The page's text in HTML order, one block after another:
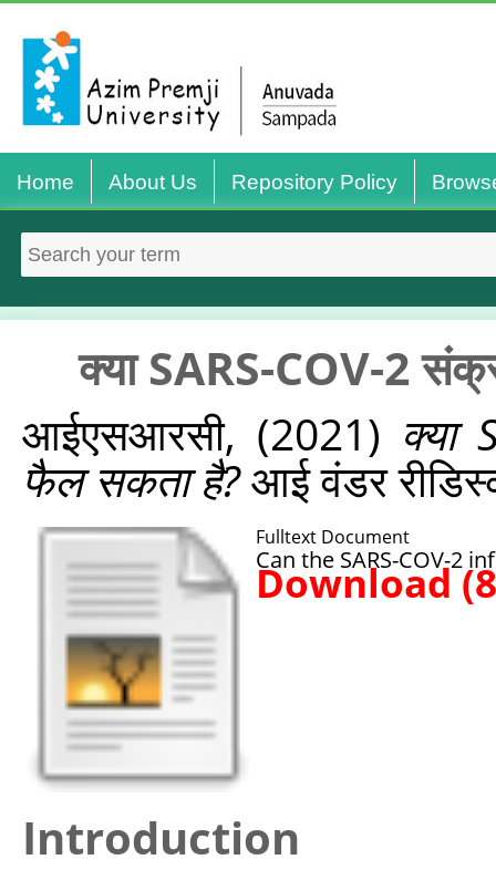
Home About Us Repository Policy
क्या SARS-COV-2
आईएसआरसी, (2021) क्या
फैल सकता है?आई वंडर
Fulltext Document
Can the SARS-COV-2
Download
Introduction